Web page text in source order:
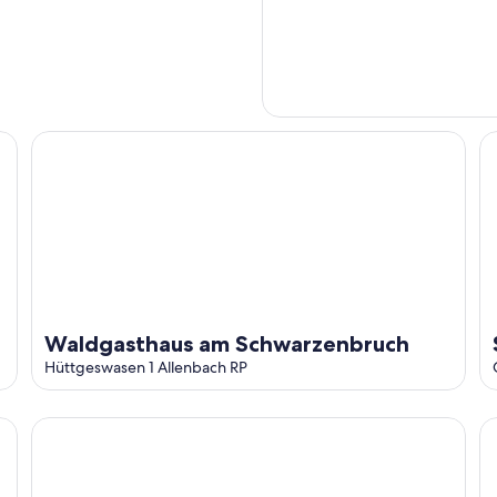
Private Garden and Wi-Fi
Waldgasthaus am Schwarzenbruch
Hüttgeswasen 1 Allenbach RP
Waldgasthaus am Schwarzenbruch
Nature Retreat in Hambachtal Holiday Park